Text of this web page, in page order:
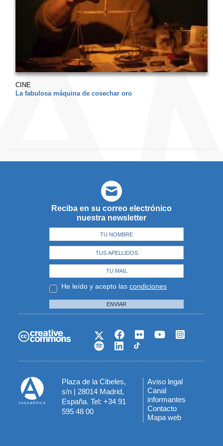
CINE
La fabulosa máquina de cosechar oro
Reciba en su correo electrónico
nuestra newsletter
He leído y acepto las condiciones
ENVIAR
Plaza de la Cibeles,
s/n | 28014 Madrid,
España. Tel: +34 91
595 48 00
Menú
del
pie
Aviso legal
Canal
informantes
Contacto
Mapa web